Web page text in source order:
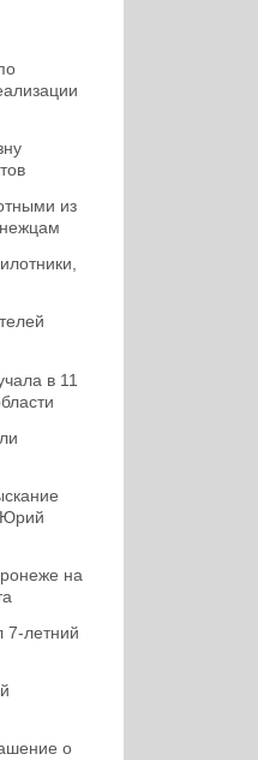
из
в 11
Юрий
на
7-летний
о